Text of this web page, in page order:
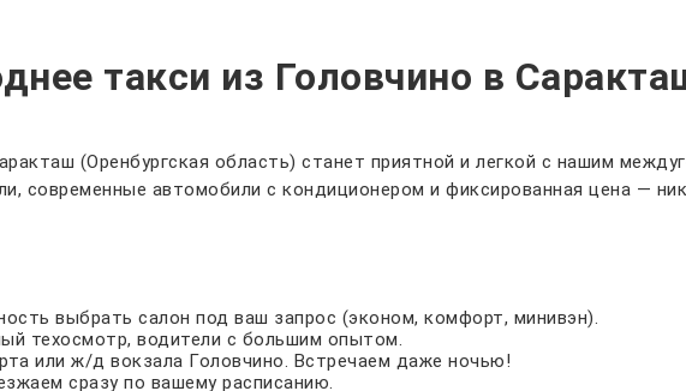
такси из Головчино в
(Оренбургская область) станет приятной и легкой с нашим
современные автомобили с кондиционером и фиксированная цена —
выбрать салон под ваш запрос (эконом, комфорт, минивэн).
техосмотр, водители с большим опытом.
или ж/д вокзала Головчино. Встречаем даже ночью!
сразу по вашему расписанию.